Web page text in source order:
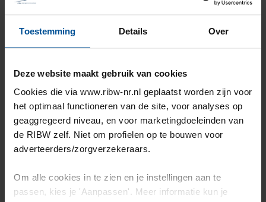
Toestemming Details Over
Deze website maakt gebruik van cookies
Cookies die via www.ribw-nr.nl geplaatst worden zijn voor
het optimaal functioneren van de site, voor analyses op
geaggregeerd niveau, en voor marketingdoeleinden van
de RIBW zelf. Niet om profielen op te bouwen voor
adverteerders/zorgverzekeraars.
Om alle cookies in te zien en je instellingen aan te
passen, kies je 'Aanpassen'. Meer informatie kun je
Locatie op de kaart